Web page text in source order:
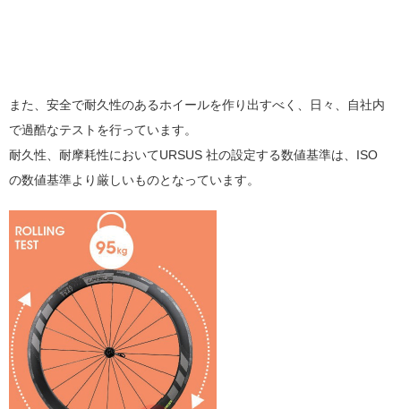
また、安全で耐久性のあるホイールを作り出すべく、日々、自社内
で過酷なテストを行っています。
耐久性、耐摩耗性においてURSUS 社の設定する数値基準は、ISO
の数値基準より厳しいものとなっています。